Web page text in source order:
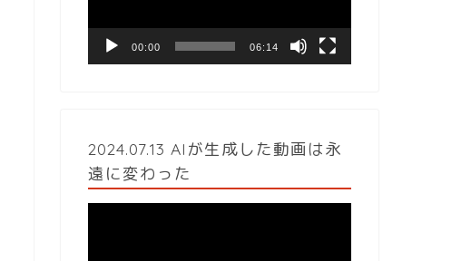
ヤ
00:00 06:14
2024.07.13 AIが生成した動画は永
遠に変わった